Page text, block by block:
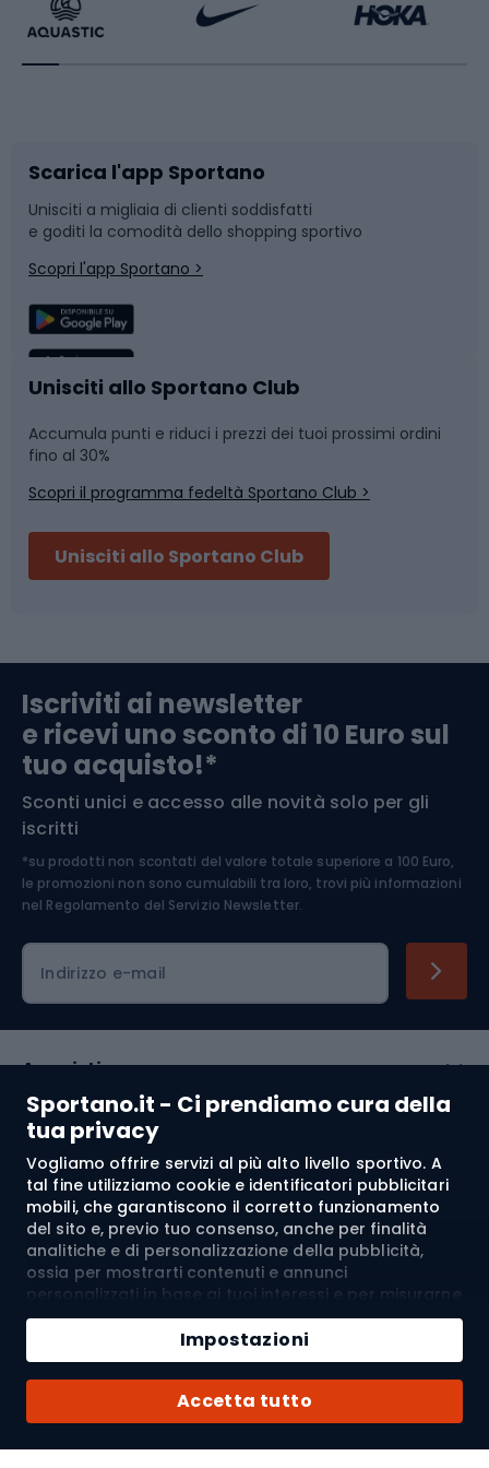
Sportano.it - Ci prendiamo cura della
tua privacy
Vogliamo offrire servizi al più alto livello sportivo. A
tal fine utilizziamo cookie e identificatori pubblicitari
mobili, che garantiscono il corretto funzionamento
del sito e, previo tuo consenso, anche per finalità
analitiche e di personalizzazione della pubblicità,
ossia per mostrarti contenuti e annunci
personalizzati in base ai tuoi interessi e per misurarne
l’efficacia. I cookie e gli identificatori pubblicitari
mobili possono essere utilizzati sia per attività
pubblicitarie personalizzate sia non personalizzate, a
seconda dei consensi da te espressi. Se clicchi su
“Accetta tutto”, acconsenti al trattamento dei tuoi
dati personali da parte di SPORTANO.COM Sp. z o.o. e
dei suoi Partner Fidati, inclusa la personalizzazione
Accetta tutto
Impostazioni
Quantità
Aggiungi al carrello
Acquista con
Bikepacking
Bushcraft
Corsa
Sport di squadra
Caschi da ciclismo
Skitouring
Abbigliamento da escursionismo
Sport con le racchette
Slitte e slittini
Snowboard
Camminata nordica
Nuoto
Pattinaggio
Componenti per biciclette
Arrampicata
Medicina dello sport
Abbigliamento ciclistico
Scarica l'app Sportano
Unisciti a migliaia di clienti soddisfatti
e goditi la comodità dello shopping sportivo
Scopri l'app Sportano >
Unisciti allo Sportano Club
Accumula punti e riduci i prezzi dei tuoi prossimi ordini
fino al 30%
Scopri il programma fedeltà Sportano Club >
Unisciti allo Sportano Club
Iscriviti ai newsletter
e ricevi uno sconto di 10 Euro sul
tuo acquisto!*
Sconti unici e accesso alle novità solo per gli
iscritti
*su prodotti non scontati del valore totale superiore a 100 Euro,
le promozioni non sono cumulabili tra loro, trovi più informazioni
nel Regolamento del Servizio Newsletter.
Indirizzo e-mail
Acquisti
Servizio clienti
Regolamento
Chi siamo
© 2026 Sportano